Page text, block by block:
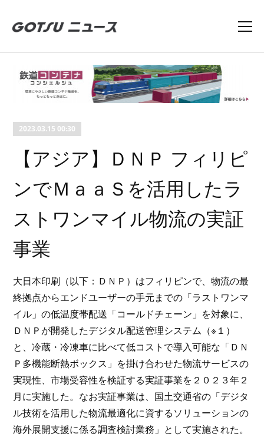
2023.03.15 00:30
【アジア】ＤＮＰ フィリピ
ンでＭａａＳを活用したラ
ストワンマイル物流の実証
事業
大日本印刷（以下：ＤＮＰ）はフィリピンで、物流の最
終拠点からエンドユーザーの手元までの「ラストワンマ
イル」の低温度帯配送「コールドチェーン」を対象に、
ＤＮＰが開発したデジタル配送管理システム（※１）
と、冷蔵・冷凍車に比べて低コストで導入可能な「ＤＮ
Ｐ多機能断熱ボックス」を掛け合わせた物流サービスの
実現性、市場受容性を検証する実証事業を２０２３年２
月に実施した。なお実証事業は、国土交通省の「デジタ
ル技術を活用した物流最適化に資するソリューションの
海外展開支援に係る調査検討業務」として実施された。